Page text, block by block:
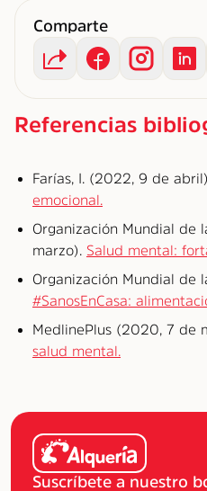
Comparte
Referencias
Farías, I. (2022, 9 de
emocional.
Organización Mundial de
marzo). Salud mental:
Organización Mundial de
#SanosEnCasa:
MedlinePlus (2020, 7 de
salud mental.
Suscríbete a nuestro